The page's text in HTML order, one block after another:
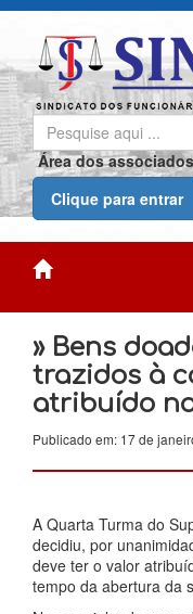
Área dos associados
Clique para entrar
» Bens
trazidos à
atribuído
Publicado em: 17 de
A Quarta Turma do
decidiu, por
deve ter o valor
tempo da abertura da